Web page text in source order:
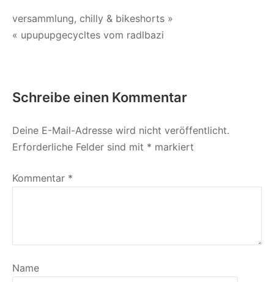
Beitragsnavigation
versammlung, chilly & bikeshorts »
« upupupgecycltes vom radlbazi
Schreibe einen Kommentar
Deine E-Mail-Adresse wird nicht veröffentlicht.
Erforderliche Felder sind mit * markiert
Kommentar *
Name